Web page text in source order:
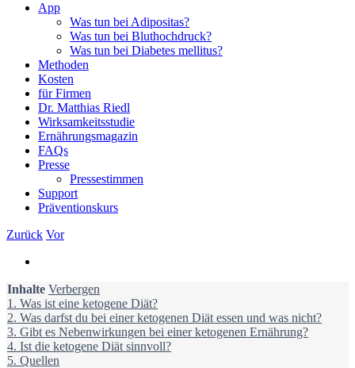
App
Was tun bei Adipositas?
Was tun bei Bluthochdruck?
Was tun bei Diabetes mellitus?
Methoden
Kosten
für Firmen
Dr. Matthias Riedl
Wirksamkeitsstudie
Ernährungsmagazin
FAQs
Presse
Pressestimmen
Support
Präventionskurs
Zurück Vor
Bild
Inhalte Verbergen
1. Was ist eine ketogene Diät?
2. Was darfst du bei einer ketogenen Diät essen und was nicht?
3. Gibt es Nebenwirkungen bei einer ketogenen Ernährung?
4. Ist die ketogene Diät sinnvoll?
5. Quellen